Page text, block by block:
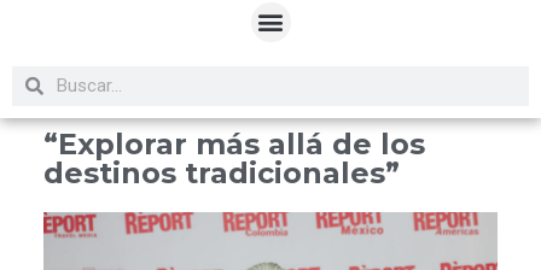
“Explorar más allá de los
destinos tradicionales”